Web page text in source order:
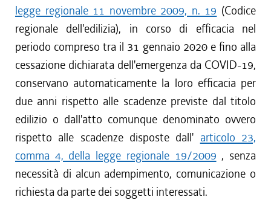
legge regionale 11 novembre 2009, n. 19 (Codice
regionale dell'edilizia), in corso di efficacia nel
periodo compreso tra il 31 gennaio 2020 e fino alla
cessazione dichiarata dell'emergenza da COVID-19,
conservano automaticamente la loro efficacia per
due anni rispetto alle scadenze previste dal titolo
edilizio o dall'atto comunque denominato ovvero
rispetto alle scadenze disposte dall' articolo 23,
comma 4, della legge regionale 19/2009 , senza
necessità di alcun adempimento, comunicazione o
richiesta da parte dei soggetti interessati.